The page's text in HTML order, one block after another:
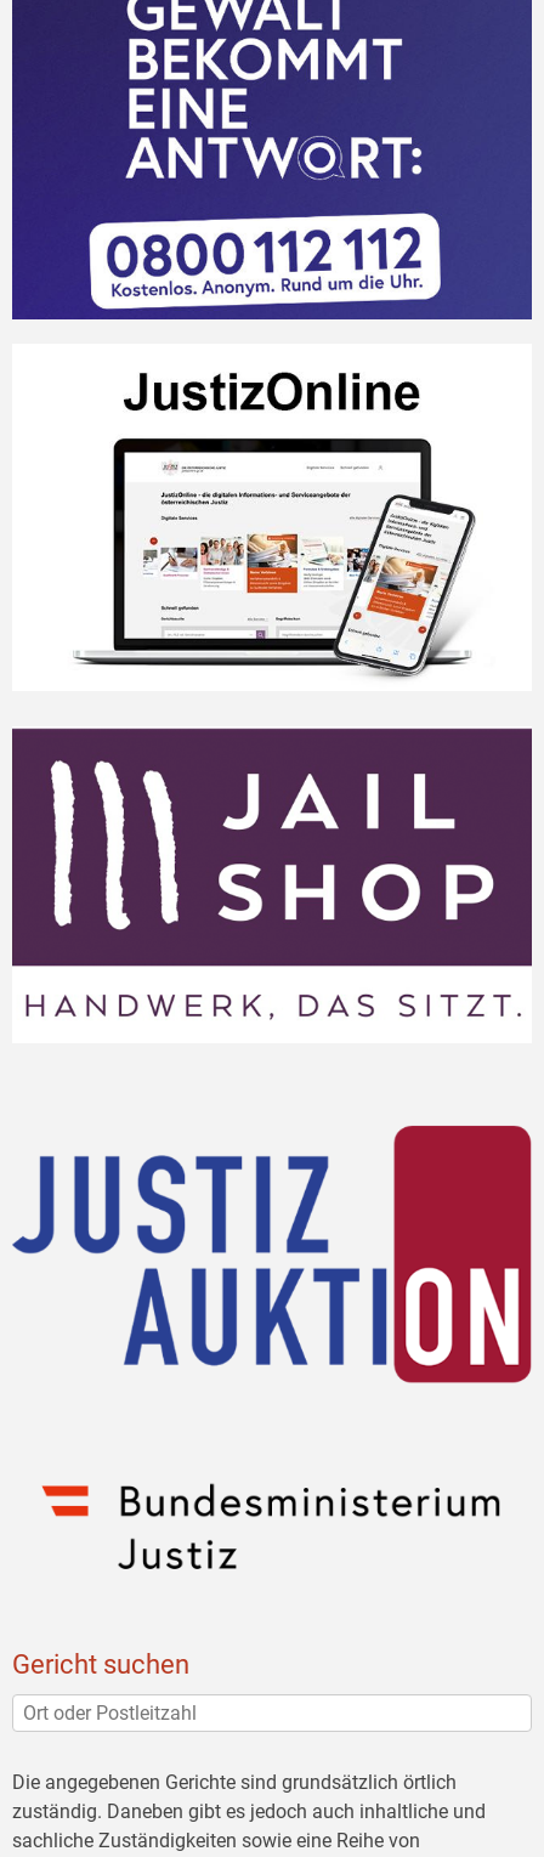
Gericht suchen
Die angegebenen Gerichte sind grundsätzlich örtlich
zuständig. Daneben gibt es jedoch auch inhaltliche und
sachliche Zuständigkeiten sowie eine Reihe von